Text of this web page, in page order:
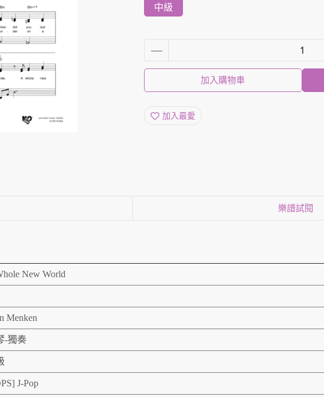
中級
加入購物車
加入最愛
樂譜試閱
New World
Menken
-獨奏
J-Pop